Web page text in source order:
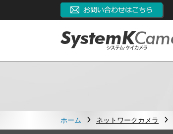
ホーム ネットワークカメラ